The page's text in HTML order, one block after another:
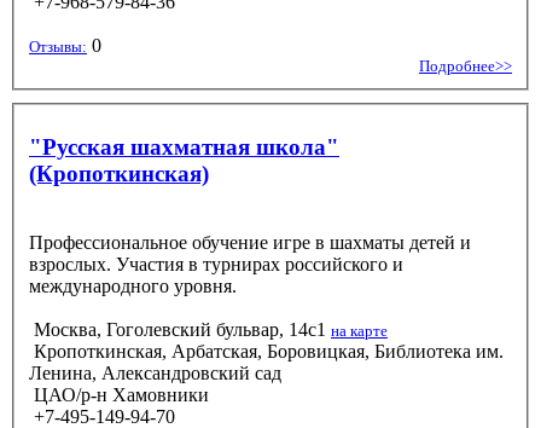
Отзывы: 0
Подробнее>>
"Русская шахматная школа"
(Кропоткинская)
Профессиональное обучение игре в шахматы детей и
взрослых. Участия в турнирах российского и
международного уровня.
Москва, Гоголевский бульвар, 14с1 на карте
Кропоткинская, Арбатская, Боровицкая, Библиотека им.
Ленина, Александровский сад
ЦАО/р-н Хамовники
+7-495-149-94-70